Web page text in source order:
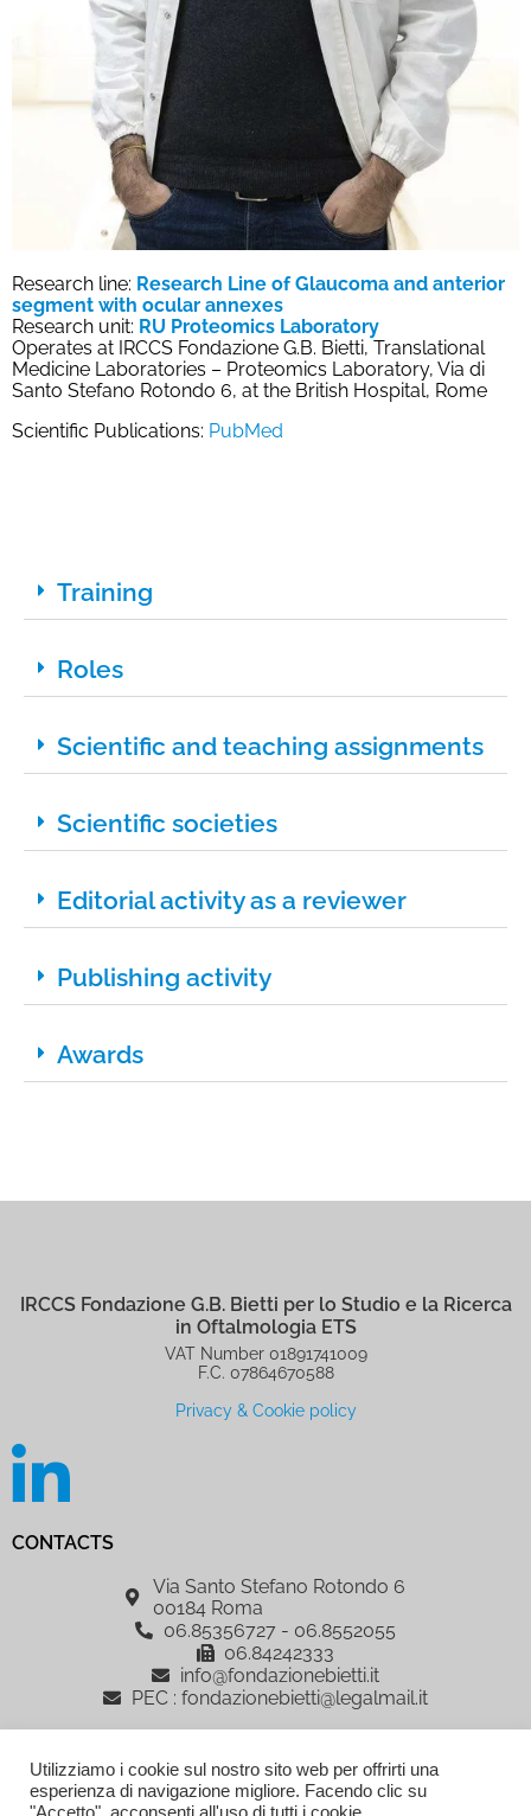
Research line: Research Line of Glaucoma and anterior
segment with ocular annexes
Research unit: RU Proteomics Laboratory
Operates at IRCCS Fondazione G.B. Bietti, Translational
Medicine Laboratories – Proteomics Laboratory, Via di
Santo Stefano Rotondo 6, at the British Hospital, Rome
Scientific Publications: PubMed
Training
Roles
Scientific and teaching assignments
Scientific societies
Editorial activity as a reviewer
Publishing activity
Awards
IRCCS Fondazione G.B. Bietti per lo Studio e la Ricerca
in Oftalmologia ETS
VAT Number 01891741009
F.C. 07864670588
Privacy & Cookie policy
CONTACTS
Via Santo Stefano Rotondo 6
00184 Roma
06.85356727 - 06.8552055
06.84242333
info@fondazionebietti.it
PEC : fondazionebietti@legalmail.it
IRCCS Fondazione G.B. Bietti per lo Studio e la Ricerca in Oftalmologia
ETS, è sostenuta dalla Fondazione Roma
AREA RISERVATA
Utilizziamo i cookie sul nostro sito web per offrirti una
esperienza di navigazione migliore. Facendo clic su